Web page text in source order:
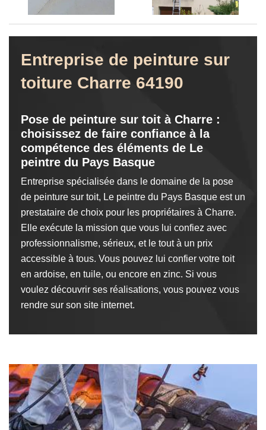
Entreprise de peinture sur
toiture Charre 64190
Pose de peinture sur toit à Charre :
choisissez de faire confiance à la
compétence des éléments de Le
peintre du Pays Basque
Entreprise spécialisée dans le domaine de la pose
de peinture sur toit, Le peintre du Pays Basque est un
prestataire de choix pour les propriétaires à Charre.
Elle exécute la mission que vous lui confiez avec
professionnalisme, sérieux, et le tout à un prix
accessible à tous. Vous pouvez lui confier votre toit
en ardoise, en tuile, ou encore en zinc. Si vous
voulez découvrir ses réalisations, vous pouvez vous
rendre sur son site internet.